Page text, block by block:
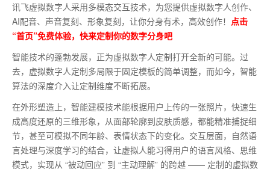
讯飞虚拟数字人采用多模态交互技术，为您提供虚拟数字人创作、
AI配音、声音复刻、形象复刻，让你分身有术，高效创作！ 点击
“首页”免费体验，快来定制你的数字分身吧
智能技术的蓬勃发展，正为虚拟数字人定制打开全新的可能。过
去，虚拟数字人定制多局限于固定模板的简单调整，而如今，智能
算法的深度介入让定制维度不断拓展。
在外形塑造上，智能建模技术能根据用户上传的一张照片，快速生
成高度还原的三维形象，从面部轮廓到皮肤质感，都能精准捕捉细
节，甚至可模拟不同年龄、表情状态下的变化。交互层面，自然语
言处理与深度学习的结合，让虚拟人能习得用户的语言风格、思维
模式，实现从 “被动回应” 到 “主动理解” 的跨越 —— 定制的虚拟数